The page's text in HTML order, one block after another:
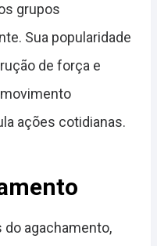
grupos
Sua popularidade
de força e
ações cotidianas.
agachamento,